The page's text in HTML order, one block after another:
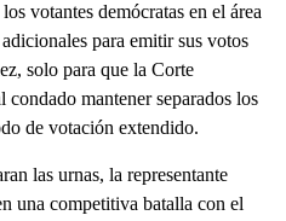
votantes demócratas en el área
para emitir sus votos
solo para que la Corte
condado mantener separados los
de votación extendido.
las urnas, la representante
una competitiva batalla con el